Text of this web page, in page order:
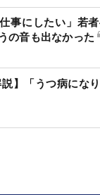
事にしたい」若
の音も出なかった
】「うつ病にな